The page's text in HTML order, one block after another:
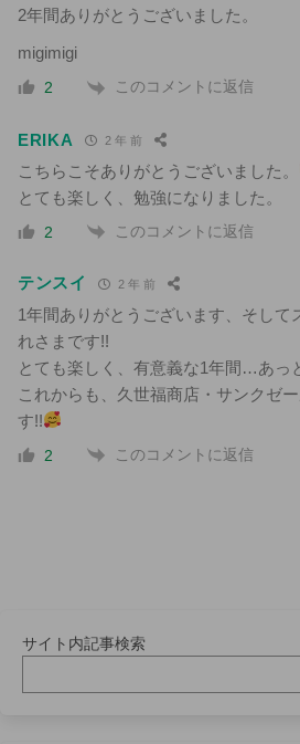
2年間ありがとうございました。
migimigi
2 このコメントに返信
ERIKA 2 年 前
こちらこそありがとうございました。
とても楽しく、勉強になりました。
2 このコメントに返信
テンスイ 2 年 前
1年間ありがとうございます、そして
れさまです!!
とても楽しく、有意義な1年間…あっ
これからも、久世福商店・サンクゼ
す!!
2 このコメントに返信
サイト内記事検索